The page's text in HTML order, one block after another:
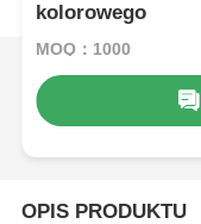
kolorowego
MOQ：1000
OPIS PRODUKTU